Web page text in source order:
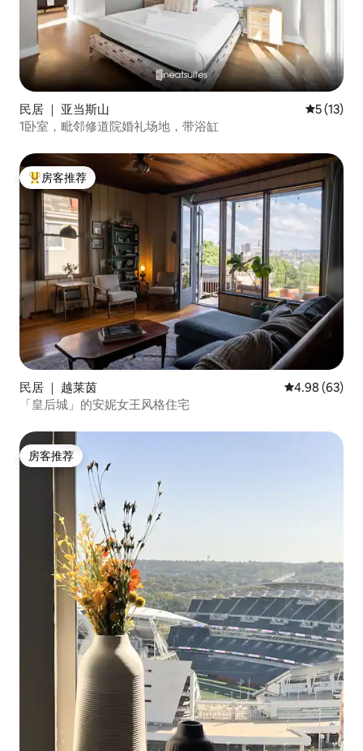
民居 ｜ 亚当斯山 平均评分
5 (13)
1卧室，毗邻修道院婚礼场地，带浴缸
热门「房客推荐」
房客推荐
民居 ｜ 越莱茵 平均评分 4.98
4.98 (63)
「皇后城」的安妮女王风格住宅
房客推荐
房客推荐